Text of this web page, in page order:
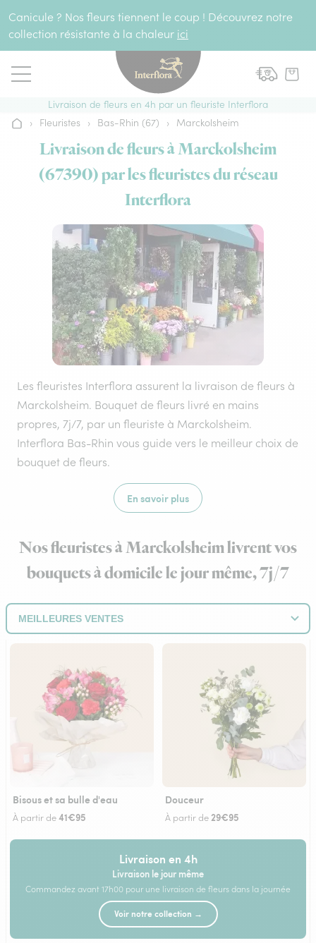
Canicule ? Nos fleurs tiennent le coup ! Découvrez notre
collection résistante à la chaleur ici
Livraison de fleurs en 4h par un fleuriste Interflora
Accueil
› Fleuristes › Bas-Rhin (67) › Marckolsheim
Livraison de fleurs à Marckolsheim
(67390) par les fleuristes du réseau
Interflora
Les fleuristes Interflora assurent la livraison de fleurs à
Marckolsheim. Bouquet de fleurs livré en mains
propres, 7j/7, par un fleuriste à Marckolsheim.
Interflora Bas-Rhin vous guide vers le meilleur choix de
bouquet de fleurs.
En savoir plus
Nos fleuristes à Marckolsheim livrent vos
bouquets à domicile le jour même, 7j/7
Bisous et sa bulle d'eau
À partir de41€95
Douceur
À partir de29€95
Livraison en 4h
Livraison le jour même
Commandez avant 17h00 pour une livraison de fleurs dans la journée
Voir notre collection →